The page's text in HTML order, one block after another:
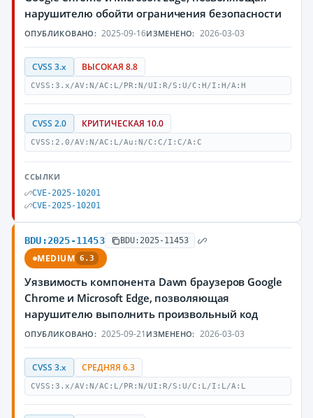
нарушителю обойти ограничения безопасности
ОПУБЛИКОВАНО: 2025-09-16ИЗМЕНЕНО: 2026-03-03
CVSS 3.x ВЫСОКАЯ 8.8
CVSS:3.x/AV:N/AC:L/PR:N/UI:R/S:U/C:H/I:H/A:H
CVSS 2.0 КРИТИЧЕСКАЯ 10.0
CVSS:2.0/AV:N/AC:L/Au:N/C:C/I:C/A:C
ССЫЛКИ
CVE-2025-10201
CVE-2025-10201
BDU:2025-11453 BDU:2025-11453
MEDIUM 6.3
Уязвимость компонента Dawn браузеров Google
Chrome и Microsoft Edge, позволяющая
нарушителю выполнить произвольный код
ОПУБЛИКОВАНО: 2025-09-21 ИЗМЕНЕНО: 2026-03-03
CVSS 3.x СРЕДНЯЯ 6.3
CVSS:3.x/AV:N/AC:L/PR:N/UI:R/S:U/C:L/I:L/A:L